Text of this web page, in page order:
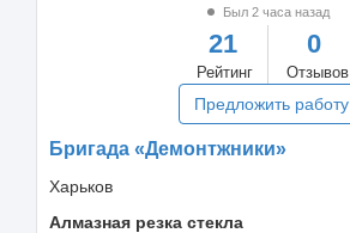
Был 2 часа назад
21
Рейтинг
0
Отзывов
Предложить работу
Бригада «Демонтжники»
Харьков
Алмазная резка стекла